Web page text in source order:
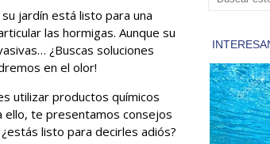
jardín está listo para una
las hormigas. Aunque su
¿Buscas soluciones
en el olor!
utilizar productos químicos
ello, te presentamos consejos
listo para decirles adiós?